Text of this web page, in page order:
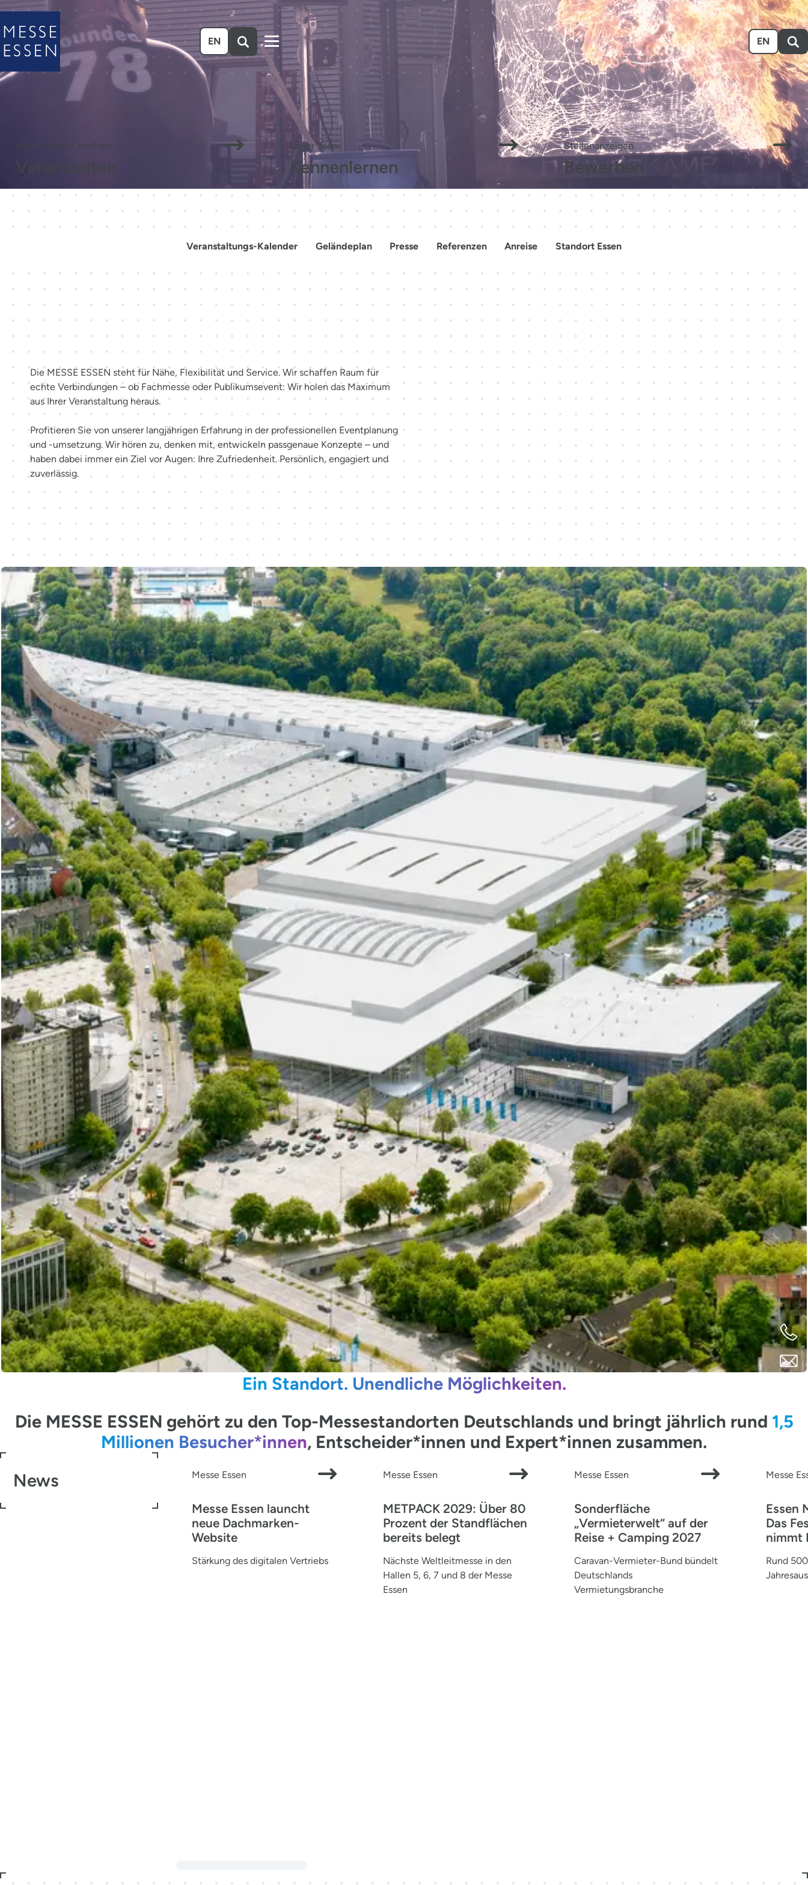
Zum Hauptinhalt springen
EN Veranstalten BesuchenAusstellenÜber unsKarriereEvent-Kalender EN
Menschen
verbinden.
Zukunft
gestalten.
Eventlocation buchen
Veranstalten
Unser Team
Kennenlernen
Stellenanzeigen
Bewerben
Veranstaltungs-Kalender Geländeplan Presse Referenzen Anreise Standort Essen
Mehr als Räume. Erlebnisse schaffen.
Die MESSE ESSEN steht für Nähe, Flexibilität und Service. Wir schaffen Raum für
echte Verbindungen – ob Fachmesse oder Publikumsevent: Wir holen das Maximum
aus Ihrer Veranstaltung heraus.
Profitieren Sie von unserer langjährigen Erfahrung in der professionellen Eventplanung
und -umsetzung. Wir hören zu, denken mit, entwickeln passgenaue Konzepte – und
haben dabei immer ein Ziel vor Augen: Ihre Zufriedenheit. Persönlich, engagiert und
zuverlässig.
Ein Standort. Unendliche Möglichkeiten.
Die MESSE ESSEN gehört zu den Top-Messestandorten Deutschlands und bringt jährlich rund 1,5
Millionen Besucher*innen, Entscheider*innen und Expert*innen zusammen.
News
Messe Essen
Messe Essen launcht
neue Dachmarken-
Website
Stärkung des digitalen Vertriebs
Messe Essen
METPACK 2029: Über 80
Prozent der Standflächen
bereits belegt
Nächste Weltleitmesse in den
Hallen 5, 6, 7 und 8 der Messe
Essen
Messe Essen
Sonderfläche
„Vermieterwelt“ auf der
Reise + Camping 2027
Caravan-Vermieter-Bund bündelt
Deutschlands
Vermietungsbranche
Messe
Essen
Das
nimmt
Rund